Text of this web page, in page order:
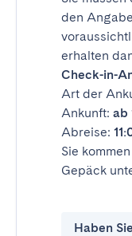
den
erhalten
Check-in-
Art der
Ankunft: ab
Abreise:
Sie
Gepäck
Haben